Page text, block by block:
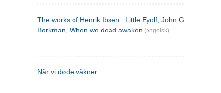
The works of Henrik Ibsen : Little Eyolf, John Gabriel
Borkman, When we dead awaken (engelsk)
Når vi døde våkner